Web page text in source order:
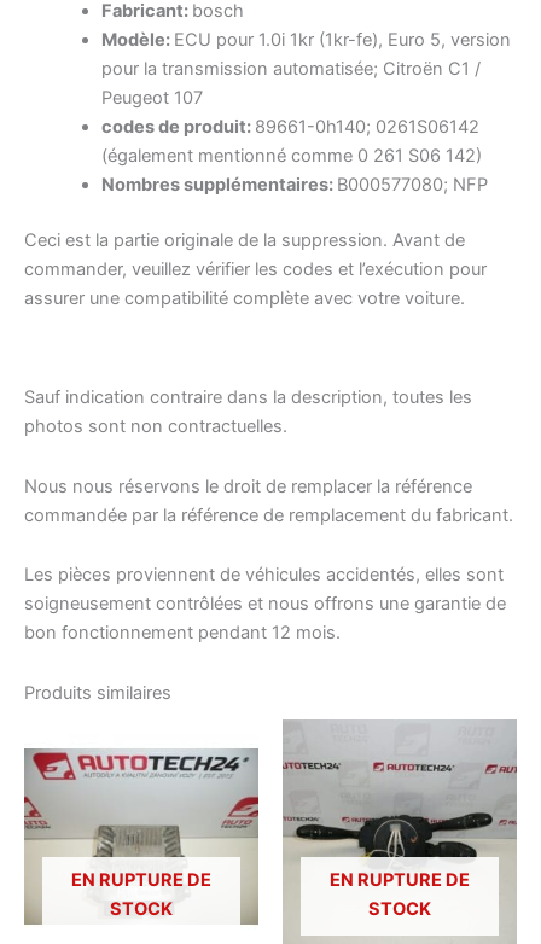
Fabricant: bosch
Modèle: ECU pour 1.0i 1kr (1kr-fe), Euro 5, version
pour la transmission automatisée; Citroën C1 /
Peugeot 107
codes de produit: 89661-0h140; 0261S06142
(également mentionné comme 0 261 S06 142)
Nombres supplémentaires: B000577080; NFP
Ceci est la partie originale de la suppression. Avant de
commander, veuillez vérifier les codes et l’exécution pour
assurer une compatibilité complète avec votre voiture.
Sauf indication contraire dans la description, toutes les
photos sont non contractuelles.
Nous nous réservons le droit de remplacer la référence
commandée par la référence de remplacement du fabricant.
Les pièces proviennent de véhicules accidentés, elles sont
soigneusement contrôlées et nous offrons une garantie de
bon fonctionnement pendant 12 mois.
Produits similaires
EN RUPTURE DE
STOCK
EN RUPTURE DE
STOCK